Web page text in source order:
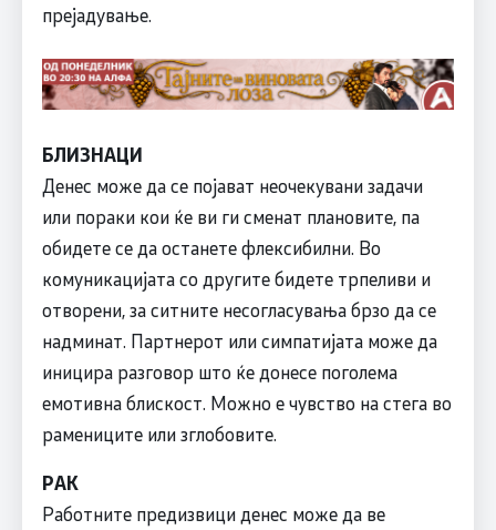
прејадување.
БЛИЗНАЦИ
Денес може да се појават неочекувани задачи
или пораки кои ќе ви ги сменат плановите, па
обидете се да останете флексибилни. Во
комуникацијата со другите бидете трпеливи и
отворени, за ситните несогласувања брзо да се
надминат. Партнерот или симпатијата може да
иницира разговор што ќе донесе поголема
емотивна блискост. Можно е чувство на стега во
рамениците или зглобовите.
РАК
Работните предизвици денес може да ве